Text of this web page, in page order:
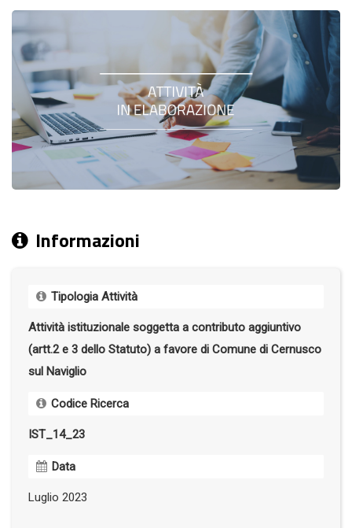
Informazioni
Tipologia Attività
Attività istituzionale soggetta a contributo aggiuntivo
(artt.2 e 3 dello Statuto) a favore di Comune di Cernusco
sul Naviglio
Codice Ricerca
IST_14_23
Data
Luglio 2023